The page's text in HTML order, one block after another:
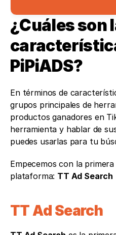
¿Cuáles son
PiPiADS?
En términos de
grupos principales de
productos ganadores en
herramienta y hablar de
puedes usarlas para tu
Empecemos con la
plataforma: TT Ad Search
TT Ad Search